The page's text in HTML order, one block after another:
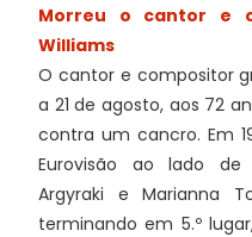
Morreu o cantor e
Williams
O cantor e compositor
a 21 de agosto, aos 72
contra um cancro. Em
Eurovisão ao lado de
Argyraki e Marianna
terminando em 5.º